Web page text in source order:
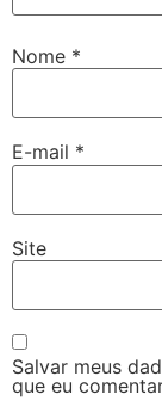
Nome *
E-mail *
Site
Salvar meus
que eu